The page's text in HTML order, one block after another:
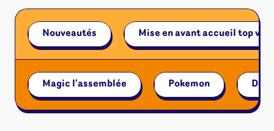
Autres
Nouveautés Mise en avant accueil top
Magic l'assemblée Pokemon